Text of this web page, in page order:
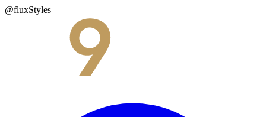
@fluxStyles